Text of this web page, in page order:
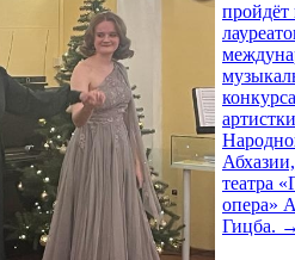
пройдёт
театра
опера»
Гицба. →